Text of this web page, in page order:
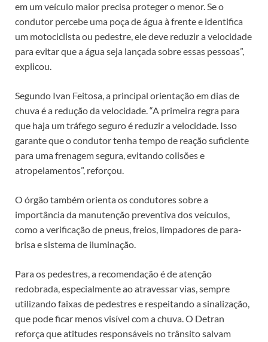
em um veículo maior precisa proteger o menor. Se o
condutor percebe uma poça de água à frente e identifica
um motociclista ou pedestre, ele deve reduzir a velocidade
para evitar que a água seja lançada sobre essas pessoas”,
explicou.
Segundo Ivan Feitosa, a principal orientação em dias de
chuva é a redução da velocidade. “A primeira regra para
que haja um tráfego seguro é reduzir a velocidade. Isso
garante que o condutor tenha tempo de reação suficiente
para uma frenagem segura, evitando colisões e
atropelamentos”, reforçou.
O órgão também orienta os condutores sobre a
importância da manutenção preventiva dos veículos,
como a verificação de pneus, freios, limpadores de para-
brisa e sistema de iluminação.
Para os pedestres, a recomendação é de atenção
redobrada, especialmente ao atravessar vias, sempre
utilizando faixas de pedestres e respeitando a sinalização,
que pode ficar menos visível com a chuva. O Detran
reforça que atitudes responsáveis no trânsito salvam